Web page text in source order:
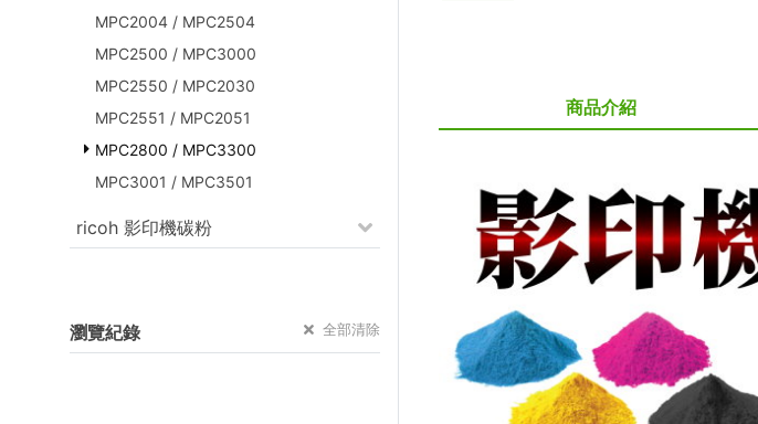
MPC2004 / MPC2504
MPC2500 / MPC3000
MPC2550 / MPC2030
MPC2551 / MPC2051
MPC2800 / MPC3300
MPC3001 / MPC3501
ricoh 影印機碳粉
瀏覽紀錄 全部清除
商品介紹